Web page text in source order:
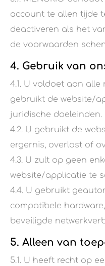
account te allen tijde
deactiveren als het
de voorwaarden
4. Gebruik van
4.1. U voldoet aan
gebruikt de website/
juridische doeleinden.
4.2. U gebruikt de
ergernis, overlast of
4.3. U zult op geen
website/applicatie te
4.4. U gebruikt
compatibele
beveiligde
5. Alleen van
5.1. U heeft recht op